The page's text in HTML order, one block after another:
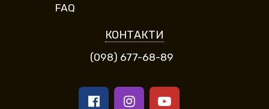
FAQ
КОНТАКТИ
(098) 677-68-89